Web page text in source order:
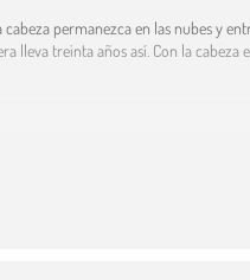
permanezca en las nubes y
lleva treinta años así. Con la